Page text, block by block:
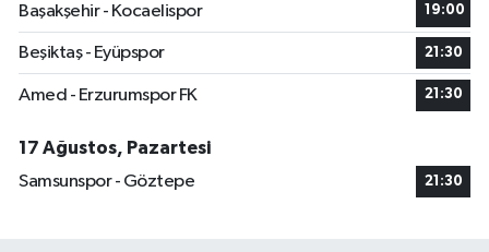
Başakşehir - Kocaelispor
19:00
Beşiktaş - Eyüpspor 21:30
Amed - Erzurumspor FK 21:30
17 Ağustos, Pazartesi
Samsunspor - Göztepe
21:30